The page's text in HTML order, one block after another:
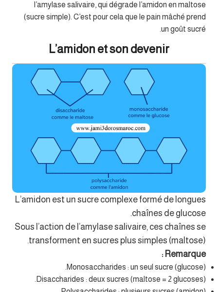
l’amylase salivaire, qui dégrade l’amidon en maltose
(sucre simple). C’est pour cela que le pain mâché prend
un goût sucré.
L’amidon et son devenir
L’amidon est un sucre complexe formé de longues
chaînes de glucose.
Sous l’action de l’amylase salivaire, ces chaînes se
transforment en sucres plus simples (maltose).
Remarque :
Monosaccharides : un seul sucre (glucose).
Disaccharides : deux sucres (maltose = 2 glucoses).